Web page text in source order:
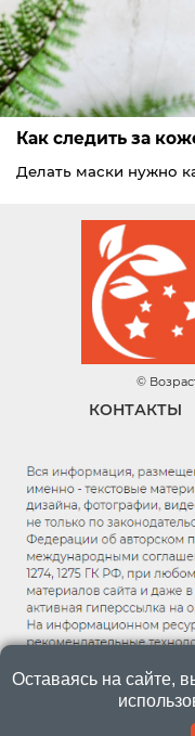
Как следить за
Делать маски нужно
©
КОНТАКТЫ
Оставаясь на сайте,